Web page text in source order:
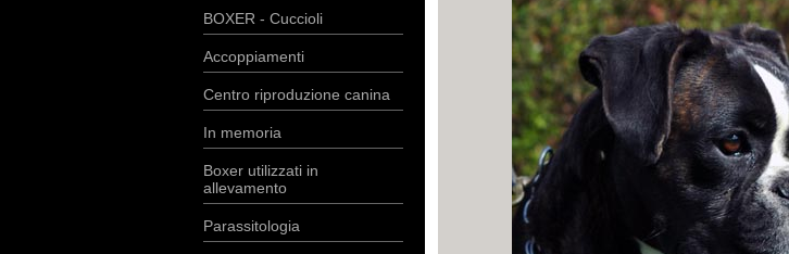
BOXER - Cuccioli
Accoppiamenti
Centro riproduzione canina
In memoria
Boxer utilizzati in
allevamento
Parassitologia